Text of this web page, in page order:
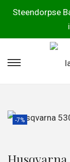
Steendorpse
-7%
Husqvarna